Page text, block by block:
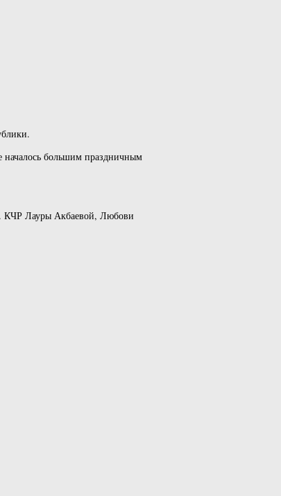
началось большим праздничным
КЧР Лауры Акбаевой, Любови